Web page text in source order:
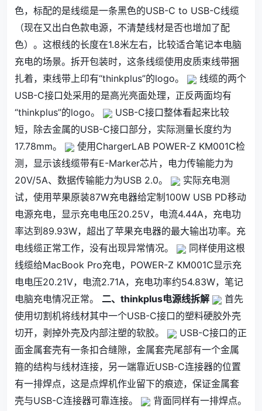
色，标配的是线缆是一条黑色的USB-C to USB-C线缆
（现在又出白色款电源，不清楚线材是否也增加了配
色）。这根线的长度在1.8米左右，比较适合笔记本电脑
充电的场景。拆开包装时，这条线缆使用皮质束线带捆
扎着，束线带上印有“thinkplus”的logo。
线缆的两个
USB-C接口处采用的是高光亮面处理，正反两面均有
“thinkplus”的logo。
USB-C接口整体看起来比较
短，除去金属的USB-C接口部分，实际测量长度约为
17.78mm。
使用ChargerLAB POWER-Z KM001C检
测，显示该线缆带有E-Marker芯片，电力传输能力为
20V/5A、数据传输能力为USB 2.0。
实际充电测
试，使用苹果原装87W充电器给定制100W USB PD移动
电源充电，显示充电电压20.25V，电流4.44A，充电功
率达到89.93W，超出了苹果充电器的最大输出功率。充
电线缆正常工作，没有出现异常情况。
同样使用这根
线缆给MacBook Pro充电，POWER-Z KM001C显示充
电电压20.21V，电流2.71A，充电功率约54.83W，笔记
电脑充电情况正常。 二、thinkplus电源线拆解
首先
使用切割机将线材其中一个USB-C接口的塑料硬胶外壳
切开，剥掉外壳及内部注塑的软胶。
USB-C接口的正
面金属套壳有一条扣合缝隙，金属套壳尾部有一个金属
箍的结构与线材连接，另一端靠近USB-C连接器的位置
有一排焊点，这是点焊机作业留下的痕迹，保证金属套
壳与USB-C连接器可靠连接。
背面同样有一排焊点。